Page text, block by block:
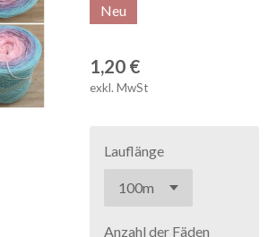
Neu
1,20 €
exkl. MwSt
Lauflänge
Anzahl der Fäden